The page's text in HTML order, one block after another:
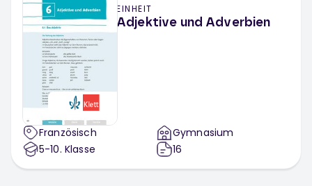
EINHEIT
Adjektive und Adverbien
Französisch
5-10. Klasse
Gymnasium
16